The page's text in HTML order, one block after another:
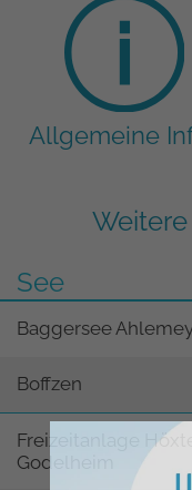
Allgemeine
See
Baggersee
Boffzen
Freizeitanlage
Godelheim